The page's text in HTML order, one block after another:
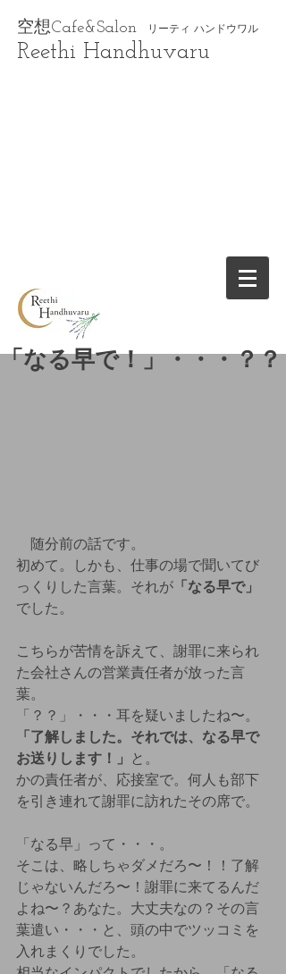
空想Cafe&Salon リーティ ハンドウワル
Reethi Handhuvaru
「なる早で！」・・・？？
随分前の話です。
初めて。しかも、仕事の場で聞いてび
っくりした言葉。それが 「なる早で」
でした。
こちらが苦情を訴えて、謝罪に来られ
た会社さんの営業責任者が放った言
葉。
「？？」・・・耳を疑いましたね〜。
「了解しました。それでは、なる早で
お送りします！」 と。
かの責任者が、応接室で。何人も部下
を引き連れて謝罪に訪れたその席で。
「なる早」って・・・。
そこは、略しちゃダメだろ〜！！了解
じゃないんだろ〜！謝罪に来てるんだ
よね〜？あなた。大丈夫なの？その言
葉遣い・・・と、頭の中でツッコミを
入れまくりでした。